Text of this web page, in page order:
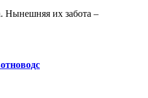
Нынешняя их забота –